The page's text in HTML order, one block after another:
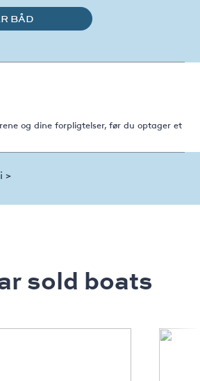
BÅD
og dine forpligtelser, før du optager et
>
sold boats